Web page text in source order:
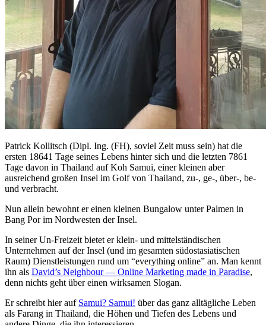
Patrick Kollitsch (Dipl. Ing. (FH), soviel Zeit muss sein) hat die
ersten 18641 Tage seines Lebens hinter sich und die letzten 7861
Tage davon in Thailand auf Koh Samui, einer kleinen aber
ausreichend großen Insel im Golf von Thailand, zu-, ge-, über-, be-
und verbracht.
Nun allein bewohnt er einen kleinen Bungalow unter Palmen in
Bang Por im Nordwesten der Insel.
In seiner Un-Freizeit bietet er klein- und mittelständischen
Unternehmen auf der Insel (und im gesamten südostasiatischen
Raum) Dienstleistungen rund um “everything online” an. Man kennt
ihn als David’s Neighbour — Online Marketing made in Paradise,
denn nichts geht über einen wirksamen Slogan.
Er schreibt hier auf Samui? Samui! über das ganz alltägliche Leben
als Farang in Thailand, die Höhen und Tiefen des Lebens und